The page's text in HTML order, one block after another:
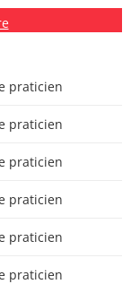
praticien
praticien
praticien
praticien
praticien
praticien